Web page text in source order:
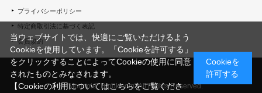
プライバシーポリシー
特定商取引法に基づく表記
会員規約
© "Morinoie_Brook.com" All Rights Reserved.
当ウェブサイトでは、快適にご覧いただけるよう
Cookieを使用しています。「Cookieを許可する」
をクリックすることによってCookieの使用に同意
されたものとみなされます。
【Cookieの利用についてはこちらをご覧くださ
Cookieを
許可する